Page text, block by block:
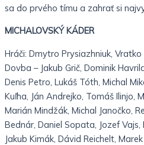
sa do prvého tímu a zahrať si
MICHALOVSKÝ KÁDER
Hráči: Dmytro Prysiazhniuk,
Dovba – Jakub Grič, Dominik
Denis Petro, Lukáš Tóth, Michal
Kuľha, Ján Andrejko, Tomáš Ilinjo,
Marián Mindžák, Michal Janočko,
Bednár, Daniel Sopata, Jozef Vajs,
Jakub Kimák, Dávid Reichelt,